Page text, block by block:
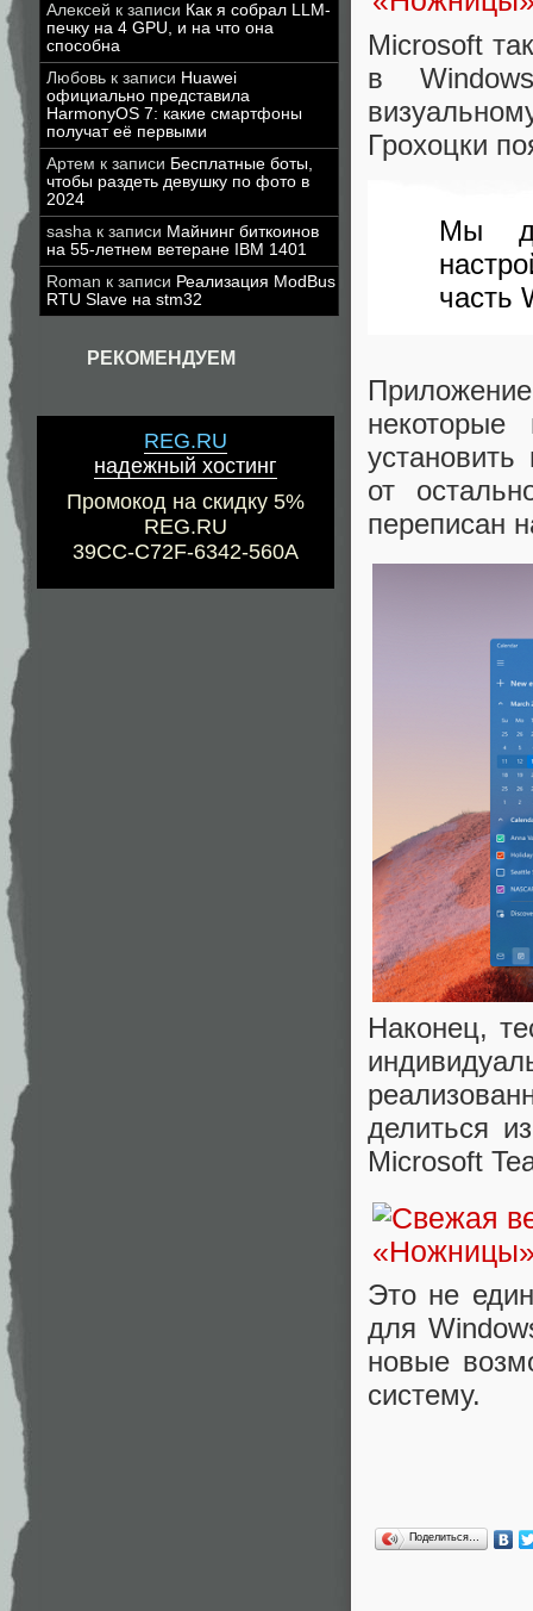
Алексей к записи Как я собрал LLM-
печку на 4 GPU, и на что она
способна
Любовь к записи Huawei
официально представила
HarmonyOS 7: какие смартфоны
получат её первыми
Артем к записи Бесплатные боты,
чтобы раздеть девушку по фото в
2024
sasha к записи Майнинг биткоинов
на 55-летнем ветеране IBM 1401
Roman к записи Реализация ModBus
RTU Slave на stm32
РЕКОМЕНДУЕМ
REG.RU
надежный хостинг
Промокод на скидку 5%
REG.RU
39CC-C72F-6342-560A
Microsoft
в
Грохоцки
Мы
часть
от
переписан
Наконец,
делиться
Microsoft
Это не
для
новые
систему.
Поделиться…